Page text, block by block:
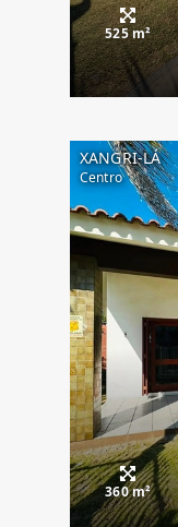
525 m²
XANGRI-LÁ
Centro
360 m²